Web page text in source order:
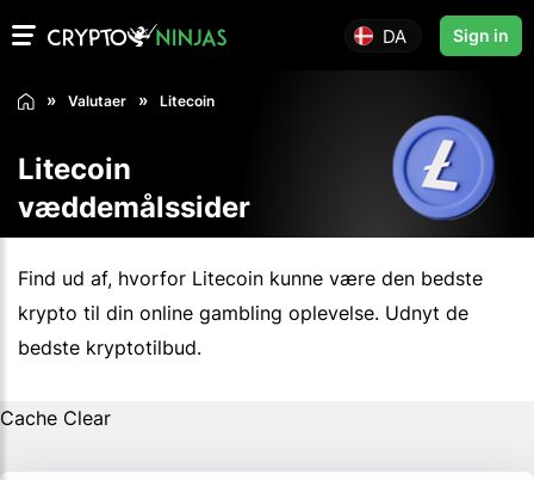
DA Sign in
Valutaer Litecoin
Litecoin
væddemålssider
Find ud af, hvorfor Litecoin kunne være den bedste
krypto til din online gambling oplevelse. Udnyt de
bedste kryptotilbud.
Cache Clear